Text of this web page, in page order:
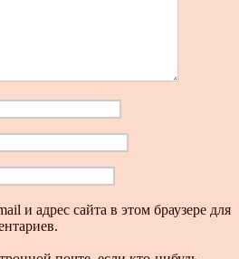
и адрес сайта в этом браузере для